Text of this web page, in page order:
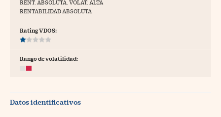
RENT. ABSOLUTA. VOLAT. ALTA
RENTABILIDAD ABSOLUTA
Rating VDOS:
Rango de volatilidad:
Datos identificativos